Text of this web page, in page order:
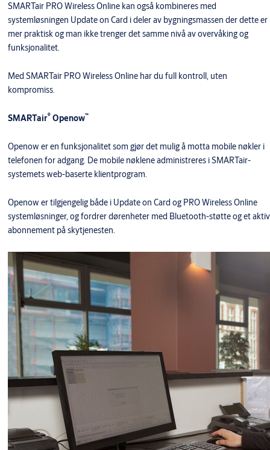
SMARTair PRO Wireless Online kan også kombineres med
systemløsningen Update on Card i deler av bygningsmassen der dette er
mer praktisk og man ikke trenger det samme nivå av overvåking og
funksjonalitet.
Med SMARTair PRO Wireless Online har du full kontroll, uten
kompromiss.
SMARTair®Openow™
Openow er en funksjonalitet som gjør det mulig å motta mobile nøkler i
telefonen for adgang. De mobile nøklene administreres i SMARTair-
systemets web-baserte klientprogram.
Openow er tilgjengelig både i Update on Card og PRO Wireless Online
systemløsninger, og fordrer dørenheter med Bluetooth-støtte og et aktiv
abonnement på skytjenesten.